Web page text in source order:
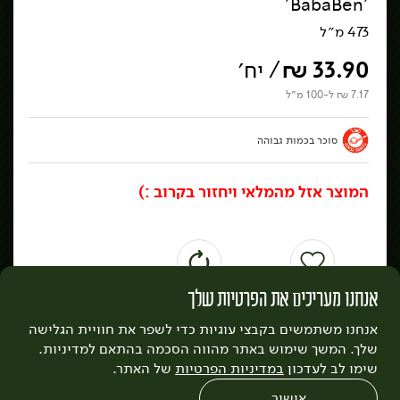
'BabaBen'
473 מ״ל
33.90
₪/ יח׳
7.17 ₪ ל-100 מ״ל
סוכר בכמות גבוהה
המוצר אזל מהמלאי ויחזור בקרוב :)
הוספה למועדפים הוספה להזמנה קבועה
כדאי לדעת
באבא-בן הוא מותג הגלידה הטבעונית המופלא שצמח
אנחנו מעריכים את הפרטיות שלך
אנחנו משתמשים בקבצי עוגיות כדי לשפר את חוויית הגלישה
שלך. המשך שימוש באתר מהווה הסכמה בהתאם למדיניות.
שימו לב לעדכון במדיניות הפרטיות של האתר.
הורדת אפליקציה כרמלה
תקנון מועדון לקוחות
אודות כרמלה
כרמלה לעסקים
בקשה להסרת חשבון
הבלוג של כרמלה
עיצוב:3bearsפיתוח:Quatro